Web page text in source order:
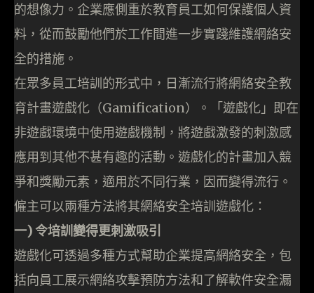
的想像力。企業應側重於教育員工如何保護個人資
料，從而鼓勵他們於工作間進一步實踐維護網絡安
全的措施。
在眾多員工培訓的形式中，日漸流行將網絡安全教
育計畫遊戲化（Gamification）。「遊戲化」即在
非遊戲環境中使用遊戲機制，將遊戲激發的刺激感
應用到其他不甚有趣的活動。遊戲化的計畫加入競
爭和獎勵元素，適用於不同行業，因而變得流行。
僱主可以兩種方法將其網絡安全培訓遊戲化：
一) 令培訓變得更刺激吸引
遊戲化可透過多種方式幫助企業提高網絡安全，包
括向員工展示網絡攻擊預防方法和了解軟件安全漏